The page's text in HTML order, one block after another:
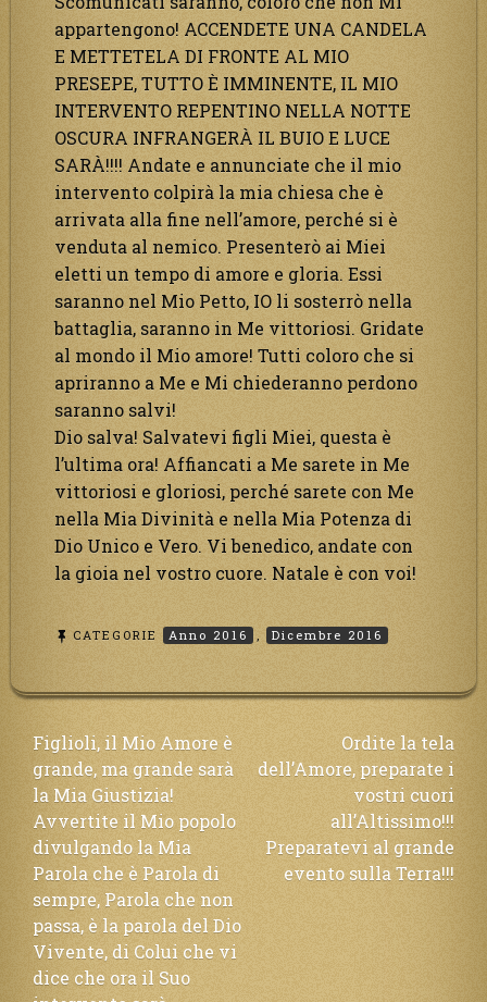
appartengono! ACCENDETE UNA CANDELA
E METTETELA DI FRONTE AL MIO
PRESEPE, TUTTO È IMMINENTE, IL MIO
INTERVENTO REPENTINO NELLA NOTTE
OSCURA INFRANGERÀ IL BUIO E LUCE
SARÀ!!!! Andate e annunciate che il mio
intervento colpirà la mia chiesa che è
arrivata alla fine nell’amore, perché si è
venduta al nemico. Presenterò ai Miei
eletti un tempo di amore e gloria. Essi
saranno nel Mio Petto, IO li sosterrò nella
battaglia, saranno in Me vittoriosi. Gridate
al mondo il Mio amore! Tutti coloro che si
apriranno a Me e Mi chiederanno perdono
saranno salvi!
Dio salva! Salvatevi figli Miei, questa è
l’ultima ora! Affiancati a Me sarete in Me
vittoriosi e gloriosi, perché sarete con Me
nella Mia Divinità e nella Mia Potenza di
Dio Unico e Vero. Vi benedico, andate con
la gioia nel vostro cuore. Natale è con voi!
CATEGORIE Anno 2016 , Dicembre 2016
Navigazione
articoli
Figlioli, il Mio Amore è
grande, ma grande sarà
la Mia Giustizia!
Avvertite il Mio popolo
divulgando la Mia
Parola che è Parola di
sempre, Parola che non
passa, è la parola del Dio
Vivente, di Colui che vi
dice che ora il Suo
Ordite la tela
dell’Amore, preparate i
vostri cuori
all’Altissimo!!!
Preparatevi al grande
evento sulla Terra!!!